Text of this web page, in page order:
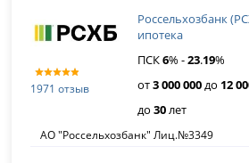
1971 отзыв
Россельхозбанк
ипотека
ПСК6% -23.19%
от3 000 000до 12
до30лет
АО "Россельхозбанк" Лиц.№3349